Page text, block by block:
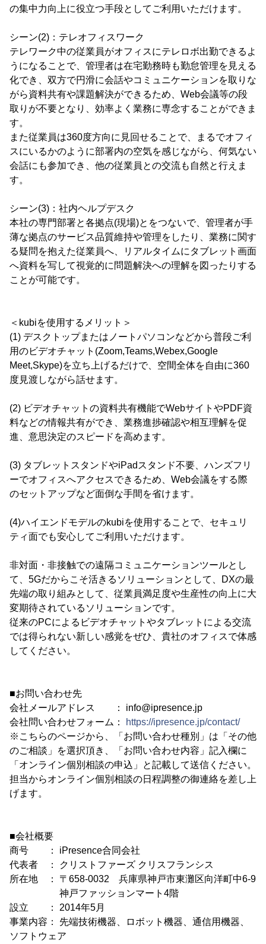
の集中力向上に役立つ手段としてご利用いただけます。
シーン(2)：テレオフィスワーク
テレワーク中の従業員がオフィスにテレロボ出勤できるよ
うになることで、管理者は在宅勤務時も勤怠管理を見える
化でき、双方で円滑に会話やコミュニケーションを取りな
がら資料共有や課題解決ができるため、Web会議等の段
取りが不要となり、効率よく業務に専念することができま
す。
また従業員は360度方向に見回せることで、まるでオフィ
スにいるかのように部署内の空気を感じながら、何気ない
会話にも参加でき、他の従業員との交流も自然と行えま
す。
シーン(3)：社内ヘルプデスク
本社の専門部署と各拠点(現場)とをつないで、管理者が手
薄な拠点のサービス品質維持や管理をしたり、業務に関す
る疑問を抱えた従業員へ、リアルタイムにタブレット画面
へ資料を写して視覚的に問題解決への理解を図ったりする
ことが可能です。
＜kubiを使用するメリット＞
(1) デスクトップまたはノートパソコンなどから普段ご利
用のビデオチャット(Zoom,Teams,Webex,Google
Meet,Skype)を立ち上げるだけで、空間全体を自由に360
度見渡しながら話せます。
(2) ビデオチャットの資料共有機能でWebサイトやPDF資
料などの情報共有ができ、業務進捗確認や相互理解を促
進、意思決定のスピードを高めます。
(3) タブレットスタンドやiPadスタンド不要、ハンズフリ
ーでオフィスへアクセスできるため、Web会議をする際
のセットアップなど面倒な手間を省けます。
(4)ハイエンドモデルのkubiを使用することで、セキュリ
ティ面でも安心してご利用いただけます。
非対面・非接触での遠隔コミュニケーションツールとし
て、5Gだからこそ活きるソリューションとして、DXの最
先端の取り組みとして、従業員満足度や生産性の向上に大
変期待されているソリューションです。
従来のPCによるビデオチャットやタブレットによる交流
では得られない新しい感覚をぜひ、貴社のオフィスで体感
してください。
■お問い合わせ先
会社メールアドレス ： info@ipresence.jp
会社問い合わせフォーム：
https://ipresence.jp/contact/
※こちらのページから、「お問い合わせ種別」は「その他
のご相談」を選択頂き、「お問い合わせ内容」記入欄に
「オンライン個別相談の申込」と記載して送信ください。
担当からオンライン個別相談の日程調整の御連絡を差し上
げます。
■会社概要
商号 ： iPresence合同会社
代表者 ： クリストファーズ クリスフランシス
所在地 ： 〒658-0032 兵庫県神戸市東灘区向洋町中6-9
神戸ファッションマート4階
設立 ： 2014年5月
事業内容： 先端技術機器、ロボット機器、通信用機器、
ソフトウェア